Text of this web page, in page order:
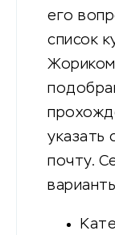
его
список
указать
почту.